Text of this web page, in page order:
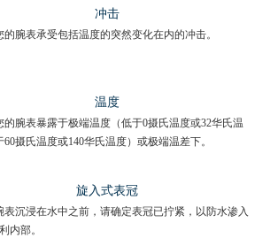
冲击
的腕表承受包括温度的突然变化在内的冲击。
温度
的腕表暴露于极端温度（低于0摄氏温度或32华氏温
60摄氏温度或140华氏温度）或极端温差下。
旋入式表冠
表沉浸在水中之前，请确定表冠已拧紧，以防水渗入
内部。